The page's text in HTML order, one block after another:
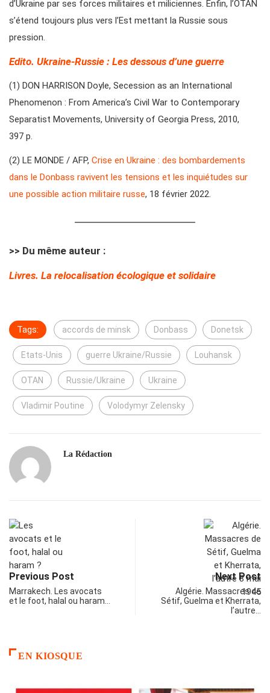
d’Ukraine par ses forces militaires et miliciennes. Enfin, l’OTAN
s’étend toujours plus vers l’Est mettant la Russie sous
pression.
Edito. Ukraine-Russie : Les dessous d’une guerre
(1) DON HARRISON Doyle, Secession as an International
Phenomenon : From America’s Civil War to Contemporary
Separatist Movements, University of Georgia Press, 2010,
397 p.
(2) LE MONDE / AFP, Crise en Ukraine : des bombardements
dans le Donbass ravivent les tensions et les inquiétudes sur
une possible action militaire russe, 18 février 2022.
>> Du même auteur :
Livres. La relocalisation écologique et solidaire
Tags: accords de minsk Donbass Donetsk
Etats-Unis guerre Ukraine/Russie Louhansk
OTAN Russie/Ukraine Ukraine
Vladimir Poutine Volodymyr Zelensky
La Rédaction
Previous Post
Marrakech. Les avocats
et le foot, halal ou haram…
Next Post
Algérie. Massacres de
Sétif, Guelma et Kherrata,
l’autre…
EN KIOSQUE